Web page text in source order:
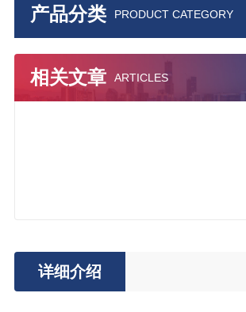
产品分类 PRODUCT CATEGORY
相关文章 ARTICLES
详细介绍